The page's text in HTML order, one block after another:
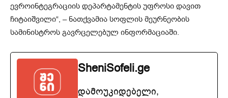
ევროინტეგრაციის დეპარტამენტის უფროსი დავით
ჩიტაიშვილი“, – ნათქვამია სოფლის მეურნეობის
სამინისტროს გავრცელებულ ინფორმაციაში.
SheniSofeli.ge
დამოუკიდებელი,